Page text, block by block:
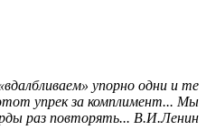
упорно одни и те
упрек за комплимент... Мы
раз повторять... В.И.Ленин